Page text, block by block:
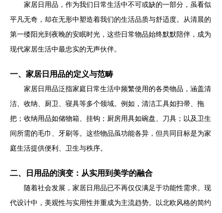
家居日用品，作为我们日常生活中不可或缺的一部分，虽看似
平凡无奇，却在无形中塑造着我们的生活品质与舒适度。从清晨的
第一缕阳光到夜晚的安眠时光，这些日常物品始终默默陪伴，成为
现代家居生活中最忠实的无声伙伴。
一、家居日用品的定义与范畴
家居日用品泛指家庭日常生活中频繁使用的各类物品，涵盖清
洁、收纳、厨卫、寝具等多个领域。例如，清洁工具如扫帚、拖
把；收纳用品如储物箱、挂钩；厨房用具如碗盘、刀具；以及卫生
间所需的毛巾、牙刷等。这些物品虽功能各异，但共同目标是为家
庭生活提供便利、卫生与秩序。
二、日用品的演变：从实用到美学的融合
随着社会发展，家居日用品已不再仅仅满足于功能性需求。现
代设计中，美观性与实用性并重成为主流趋势。以北欧风格的简约